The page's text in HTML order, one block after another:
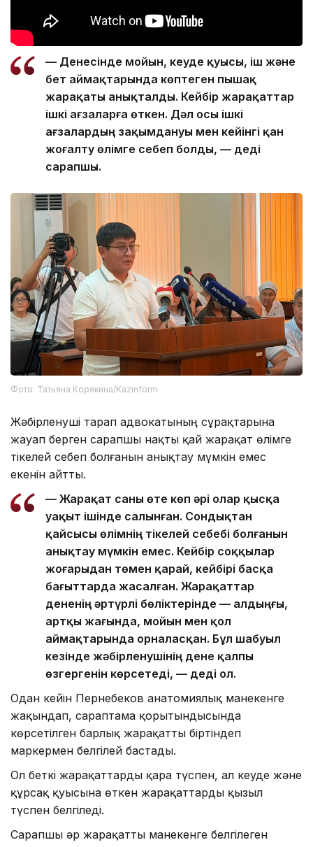
— Денесінде мойын, кеуде қуысы, іш және
бет аймақтарында көптеген пышақ
жарақаты анықталды. Кейбір жарақаттар
ішкі ағзаларға өткен. Дәл осы ішкі
ағзалардың зақымдануы мен кейінгі қан
жоғалту өлімге себеп болды, — деді
сарапшы.
Фото: Татьяна Корякина/Kazinform
Жәбірленуші тарап адвокатының сұрақтарына
жауап берген сарапшы нақты қай жарақат өлімге
тікелей себеп болғанын анықтау мүмкін емес
екенін айтты.
— Жарақат саны өте көп әрі олар қысқа
уақыт ішінде салынған. Сондықтан
қайсысы өлімнің тікелей себебі болғанын
анықтау мүмкін емес. Кейбір соққылар
жоғарыдан төмен қарай, кейбірі басқа
бағыттарда жасалған. Жарақаттар
дененің әртүрлі бөліктерінде — алдыңғы,
артқы жағында, мойын мен қол
аймақтарында орналасқан. Бұл шабуыл
кезінде жәбірленушінің дене қалпы
өзгергенін көрсетеді, — деді ол.
Одан кейін Пернебеков анатомиялық манекенге
жақындап, сараптама қорытындысында
көрсетілген барлық жарақатты біртіндеп
маркермен белгілей бастады.
Ол беткі жарақаттарды қара түспен, ал кеуде және
құрсақ қуысына өткен жарақаттарды қызыл
түспен белгіледі.
Сарапшы әр жарақатты манекенге белгілеген